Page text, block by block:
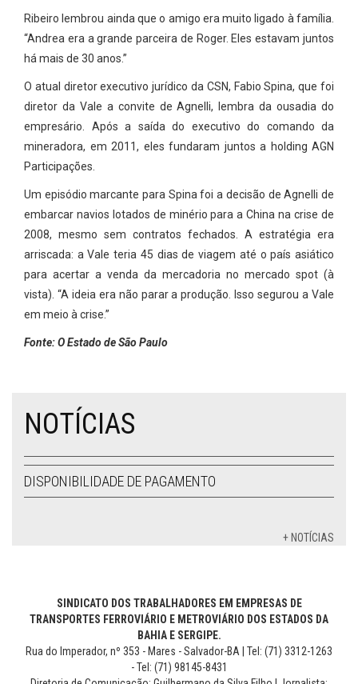
Ribeiro lembrou ainda que o amigo era muito ligado à família.
“Andrea era a grande parceira de Roger. Eles estavam juntos
há mais de 30 anos.”
O atual diretor executivo jurídico da CSN, Fabio Spina, que foi
diretor da Vale a convite de Agnelli, lembra da ousadia do
empresário. Após a saída do executivo do comando da
mineradora, em 2011, eles fundaram juntos a holding AGN
Participações.
Um episódio marcante para Spina foi a decisão de Agnelli de
embarcar navios lotados de minério para a China na crise de
2008, mesmo sem contratos fechados. A estratégia era
arriscada: a Vale teria 45 dias de viagem até o país asiático
para acertar a venda da mercadoria no mercado spot (à
vista). “A ideia era não parar a produção. Isso segurou a Vale
em meio à crise.”
Fonte: O Estado de São Paulo
NOTÍCIAS
DISPONIBILIDADE DE PAGAMENTO
+ NOTÍCIAS
SINDICATO DOS TRABALHADORES EM EMPRESAS DE
TRANSPORTES FERROVIÁRIO E METROVIÁRIO DOS ESTADOS DA
BAHIA E SERGIPE.
Rua do Imperador, nº 353 - Mares - Salvador-BA | Tel: (71) 3312-1263
- Tel: (71) 98145-8431